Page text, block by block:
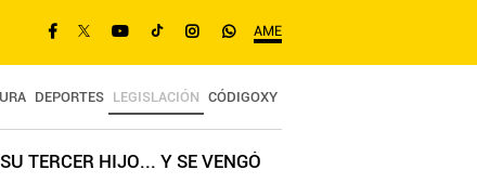
AME
DEPORTES LEGISLACIÓN CÓDIGOXY
TERCER HIJO... Y SE VENGÓ